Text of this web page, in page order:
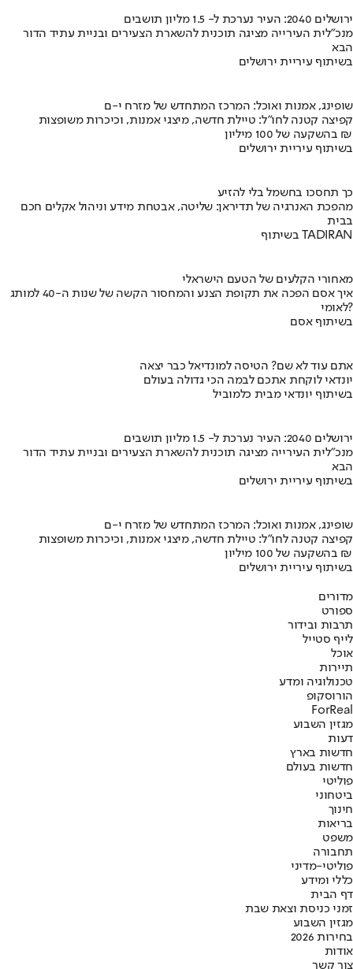
ירושלים 2040: העיר נערכת ל- 1.5 מליון תושבים
מנכ"לית העירייה מציגה תוכנית להשארת הצעירים ובניית עתיד הדור
הבא
בשיתוף עיריית ירושלים
שופינג, אמנות ואוכל: המרכז המתחדש של מזרח י-ם
קפיצה קטנה לחו"ל: טיילת חדשה, מיצגי אמנות, וכיכרות משופצות
בהשקעה של 100 מיליון ₪
בשיתוף עיריית ירושלים
כך תחסכו בחשמל בלי להזיע
מהפכת האנרגיה של תדיראן: שליטה, אבטחת מידע וניהול אקלים חכם
בבית
בשיתוף TADIRAN
מאחורי הקלעים של הטעם הישראלי
איך אסם הפכה את תקופת הצנע והמחסור הקשה של שנות ה-40 למותג
לאומי?
בשיתוף אסם
אתם עוד לא שם? הטיסה למונדיאל כבר יצאה
יונדאי לוקחת אתכם לבמה הכי גדולה בעולם
בשיתוף יונדאי מבית כלמוביל
ירושלים 2040: העיר נערכת ל- 1.5 מליון תושבים
מנכ"לית העירייה מציגה תוכנית להשארת הצעירים ובניית עתיד הדור
הבא
בשיתוף עיריית ירושלים
שופינג, אמנות ואוכל: המרכז המתחדש של מזרח י-ם
קפיצה קטנה לחו"ל: טיילת חדשה, מיצגי אמנות, וכיכרות משופצות
בהשקעה של 100 מיליון ₪
בשיתוף עיריית ירושלים
מדורים
ספורט
תרבות ובידור
לייף סטייל
אוכל
תיירות
טכנולוגיה ומדע
הורוסקופ
ForReal
מגזין השבוע
דעות
חדשות בארץ
חדשות בעולם
פוליטי
ביטחוני
חינוך
בריאות
משפט
תחבורה
פוליטי-מדיני
כללי ומידע
דף הבית
זמני כניסת וצאת שבת
מגזין השבוע
בחירות 2026
אודות
צור קשר